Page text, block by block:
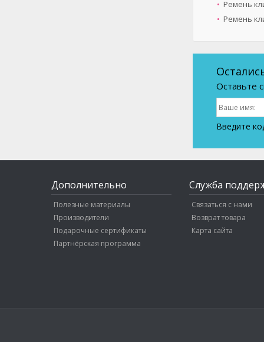
Ремень
Ремень
Оставьте
Введите
Дополнительно
Полезные материалы
Производители
Подарочные сертификаты
Партнёрская программа
Служба
Связаться с нами
Возврат товара
Карта сайта